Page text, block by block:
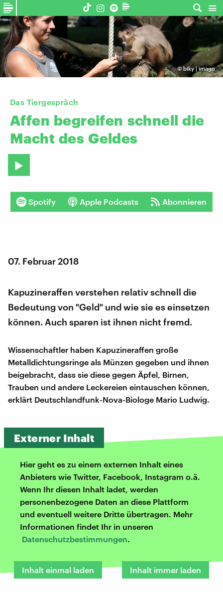
© biky | imago
Das Tiergespräch
Affen begreifen schnell die
Macht des Geldes
Spotify Apple Podcasts Abonnieren
07. Februar 2018
Kapuzineraffen verstehen relativ schnell die
Bedeutung von "Geld" und wie sie es einsetzen
können. Auch sparen ist ihnen nicht fremd.
Wissenschaftler haben Kapuzineraffen große
Metalldichtungsringe als Münzen gegeben und ihnen
beigebracht, dass sie diese gegen Äpfel, Birnen,
Trauben und andere Leckereien eintauschen können,
erklärt Deutschlandfunk-Nova-Biologe Mario Ludwig.
Externer Inhalt
Hier geht es zu einem externen Inhalt eines
Anbieters wie Twitter, Facebook, Instagram o.ä.
Wenn Ihr diesen Inhalt ladet, werden
personenbezogene Daten an diese Plattform
und eventuell weitere Dritte übertragen. Mehr
Informationen findet Ihr in unseren
Datenschutzbestimmungen.
Inhalt einmal laden Inhalt immer laden